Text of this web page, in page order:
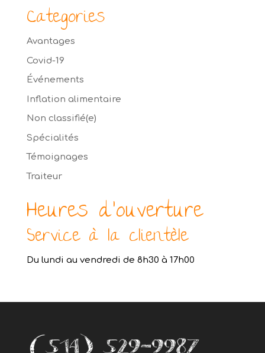
Categories
Avantages
Covid-19
Événements
Inflation alimentaire
Non classifié(e)
Spécialités
Témoignages
Traiteur
Heures d’ouverture
Service à la clientèle
Du lundi au vendredi de 8h30 à 17h00